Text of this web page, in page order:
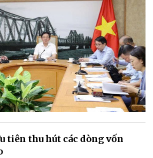
tiên thu hút các dòng vốn